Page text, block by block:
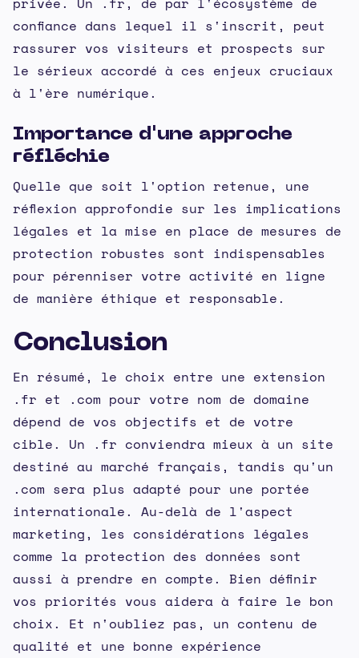
confiance dans lequel il s'inscrit, peut
rassurer vos visiteurs et prospects sur
le sérieux accordé à ces enjeux cruciaux
à l'ère numérique.
Importance d'une approche
réfléchie
Quelle que soit l'option retenue, une
réflexion approfondie sur les implications
légales et la mise en place de mesures de
protection robustes sont indispensables
pour pérenniser votre activité en ligne
de manière éthique et responsable.
Conclusion
En résumé, le choix entre une extension
.fr et .com pour votre nom de domaine
dépend de vos objectifs et de votre
cible. Un .fr conviendra mieux à un site
destiné au marché français, tandis qu'un
.com sera plus adapté pour une portée
internationale. Au-delà de l'aspect
marketing, les considérations légales
comme la protection des données sont
aussi à prendre en compte. Bien définir
vos priorités vous aidera à faire le bon
choix. Et n'oubliez pas, un contenu de
qualité et une bonne expérience